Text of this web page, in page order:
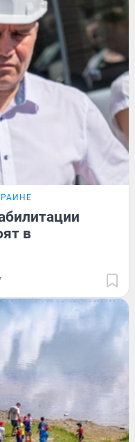
в